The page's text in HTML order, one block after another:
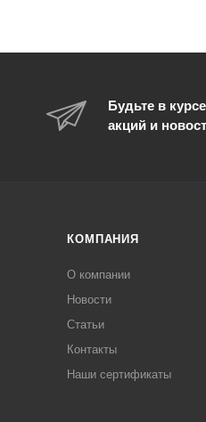
Будьте в
акций и
КОМПАНИЯ
О компании
Новости
Статьи
Контакты
Наши сертификаты